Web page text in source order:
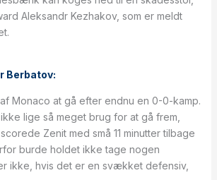
Aleksandr Kezhakov, som er meldt
Berbatov:
Monaco at gå efter endnu en 0-0-kamp.
lige så meget brug for at gå frem,
Zenit med små 11 minutter tilbage
burde holdet ikke tage nogen
ikke, hvis det er en svækket defensiv,